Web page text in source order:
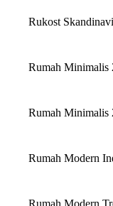
Rukost
Rumah Minimalis
Rumah Minimalis
Rumah Modern
Rumah Modern